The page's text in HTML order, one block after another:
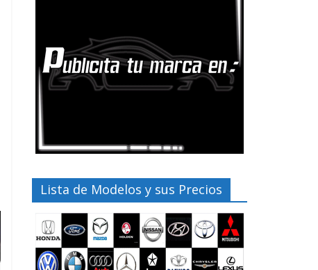
Lista de Modelos y sus Precios